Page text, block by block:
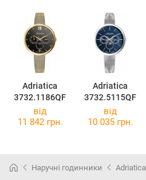
Adriatica
3732.1186QF
Adriatica
3732.5115QF
від
11 842 грн.
від
10 035 грн.
Наручні годинники Adriatica